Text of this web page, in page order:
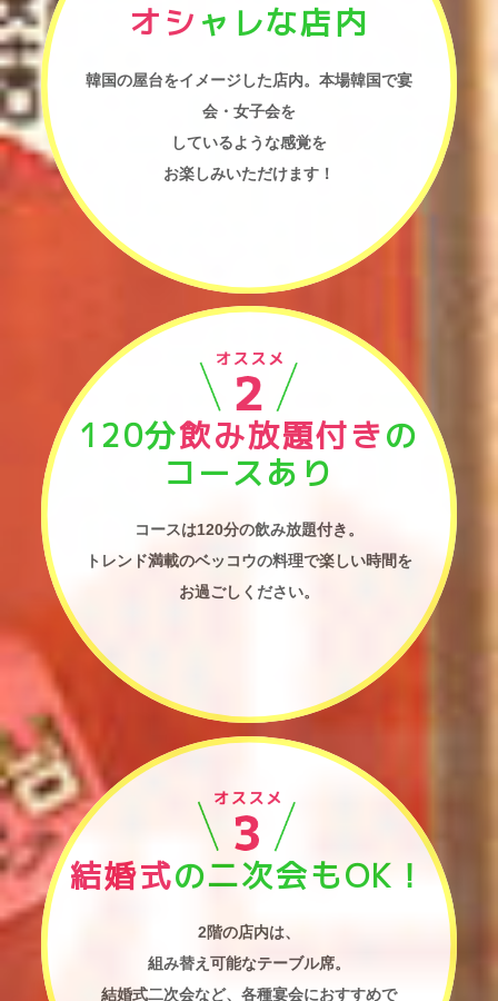
オシ ャレな店内
韓国の屋台をイメージした店内。本場韓国で宴
会・女子会を
しているような感覚を
お楽しみいただけます！
120分飲み放題付きの
コースあり
コースは120分の飲み放題付き。
トレンド満載のベッコウの料理で楽しい時間を
お過ごしください。
結婚式の二次会もOK！
2階の店内は、
組み替え可能なテーブル席。
結婚式二次会など、各種宴会におすすめで